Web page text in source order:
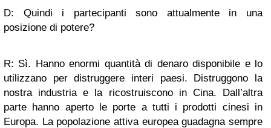
D: Quindi i partecipanti sono attualmente in una
posizione di potere?
R: Sì. Hanno enormi quantità di denaro disponibile e lo
utilizzano per distruggere interi paesi. Distruggono la
nostra industria e la ricostruiscono in Cina. Dall’altra
parte hanno aperto le porte a tutti i prodotti cinesi in
Europa. La popolazione attiva europea guadagna sempre